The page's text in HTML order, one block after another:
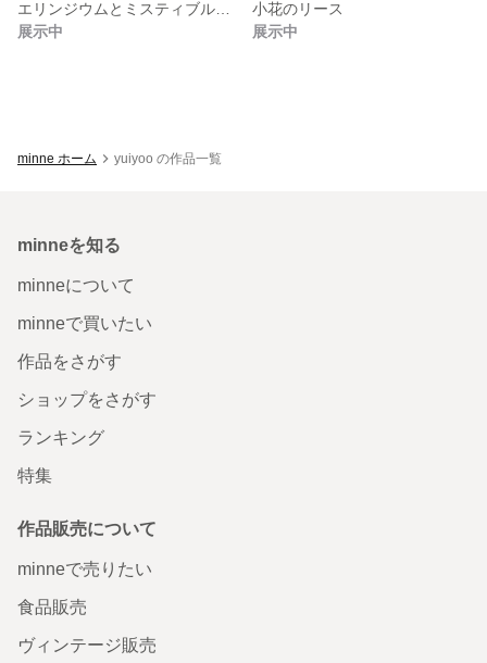
展示中
小花のリース
展示中
minne ホーム yuiyoo の作品一覧
minneを知る
minneについて
minneで買いたい
作品をさがす
ショップをさがす
ランキング
特集
作品販売について
minneで売りたい
食品販売
ヴィンテージ販売